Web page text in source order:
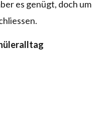
es genügt, doch um